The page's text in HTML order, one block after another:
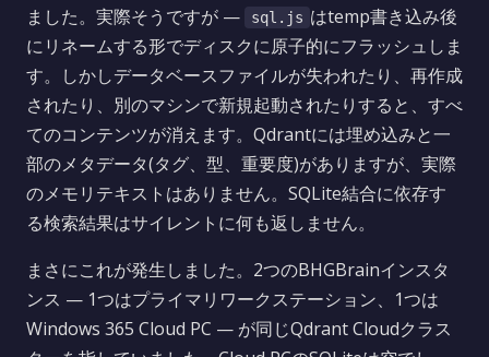
ました。実際そうですが —
sql.js はtemp書き込み後
にリネームする形でディスクに原子的にフラッシュしま
す。しかしデータベースファイルが失われたり、再作成
されたり、別のマシンで新規起動されたりすると、すべ
てのコンテンツが消えます。Qdrantには埋め込みと一
部のメタデータ(タグ、型、重要度)がありますが、実際
のメモリテキストはありません。SQLite結合に依存す
る検索結果はサイレントに何も返しません。
まさにこれが発生しました。2つのBHGBrainインスタ
ンス — 1つはプライマリワークステーション、1つは
Windows 365 Cloud PC — が同じQdrant Cloudクラス